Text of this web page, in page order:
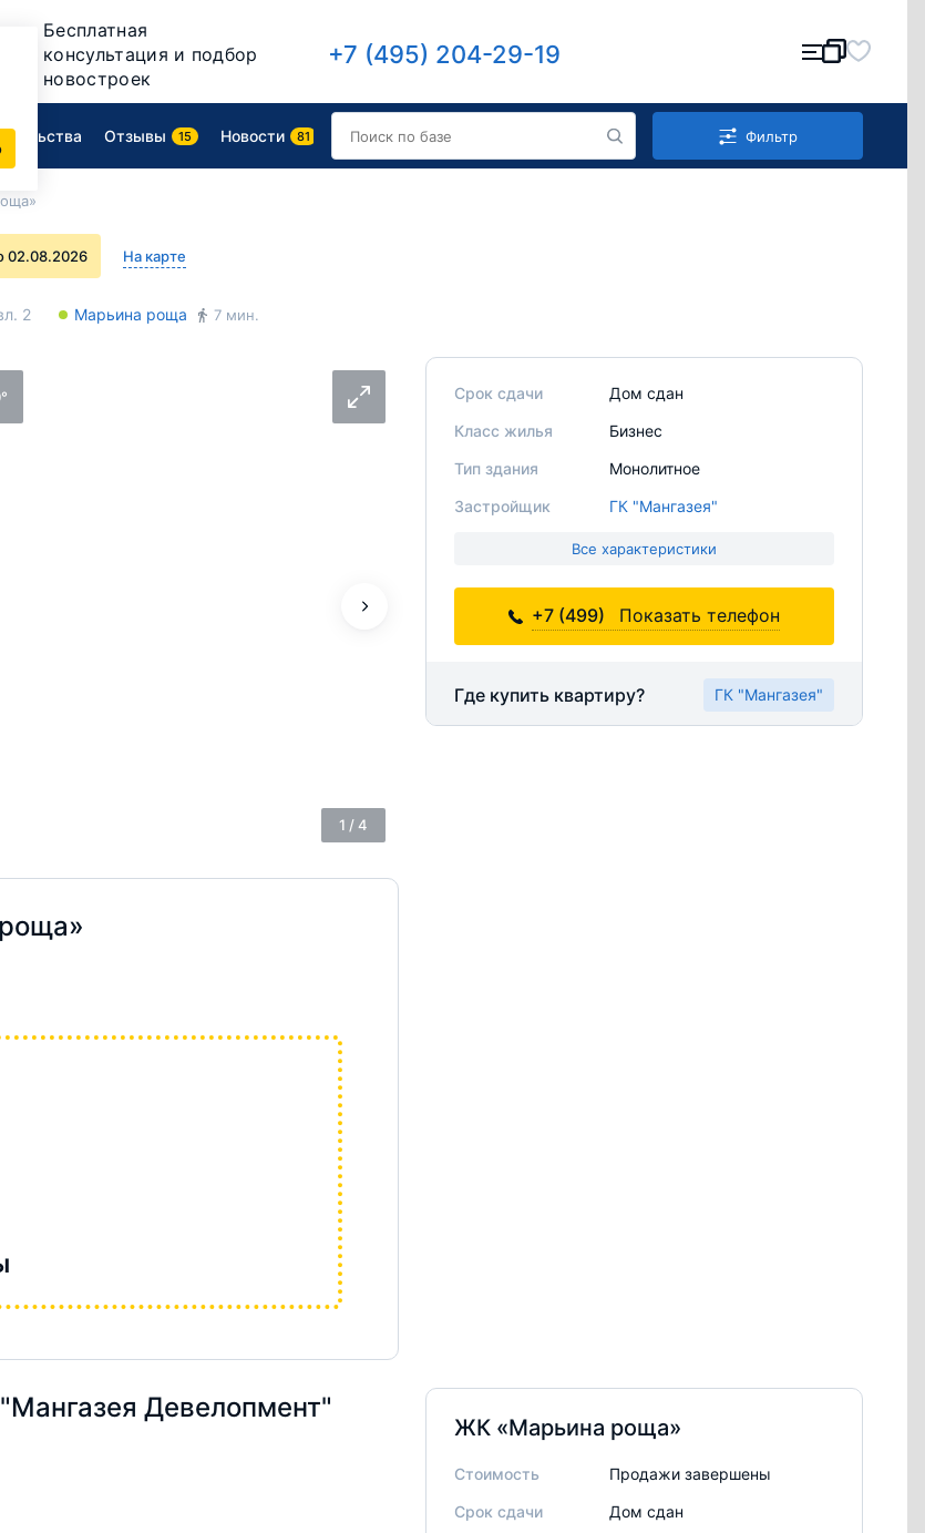
Бесплатная
консультация и подбор
новостроек
+7 (495) 204-29-19
Отзывы 15 Новости 81 Фильтр
02.08.2026 На карте
2 Марьина роща 7 мин.
1 /4
Срок сдачи
Дом сдан
Класс жилья
Бизнес
Тип здания
Монолитное
Застройщик
ГК "Мангазея"
Все характеристики
+7 (499) Показать телефон
Где купить квартиру? ГК "Мангазея"
Девелопмент"
ЖК «Марьина роща»
Стоимость
Продажи завершены
Срок сдачи
Дом сдан